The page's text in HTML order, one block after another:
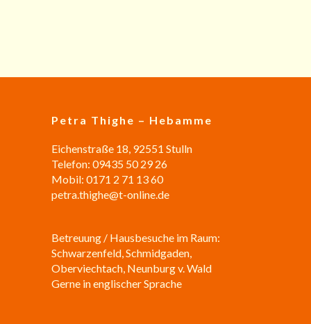
Petra Thighe – Hebamme
Eichenstraße 18, 92551 Stulln
Telefon: 09435 50 29 26
Mobil: 0171 2 71 13 60
petra.thighe@t-online.de
Betreuung / Hausbesuche im Raum:
Schwarzenfeld, Schmidgaden,
Oberviechtach, Neunburg v. Wald
Gerne in englischer Sprache